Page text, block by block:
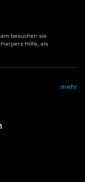
besuchen sie
Hilfe, als
mehr